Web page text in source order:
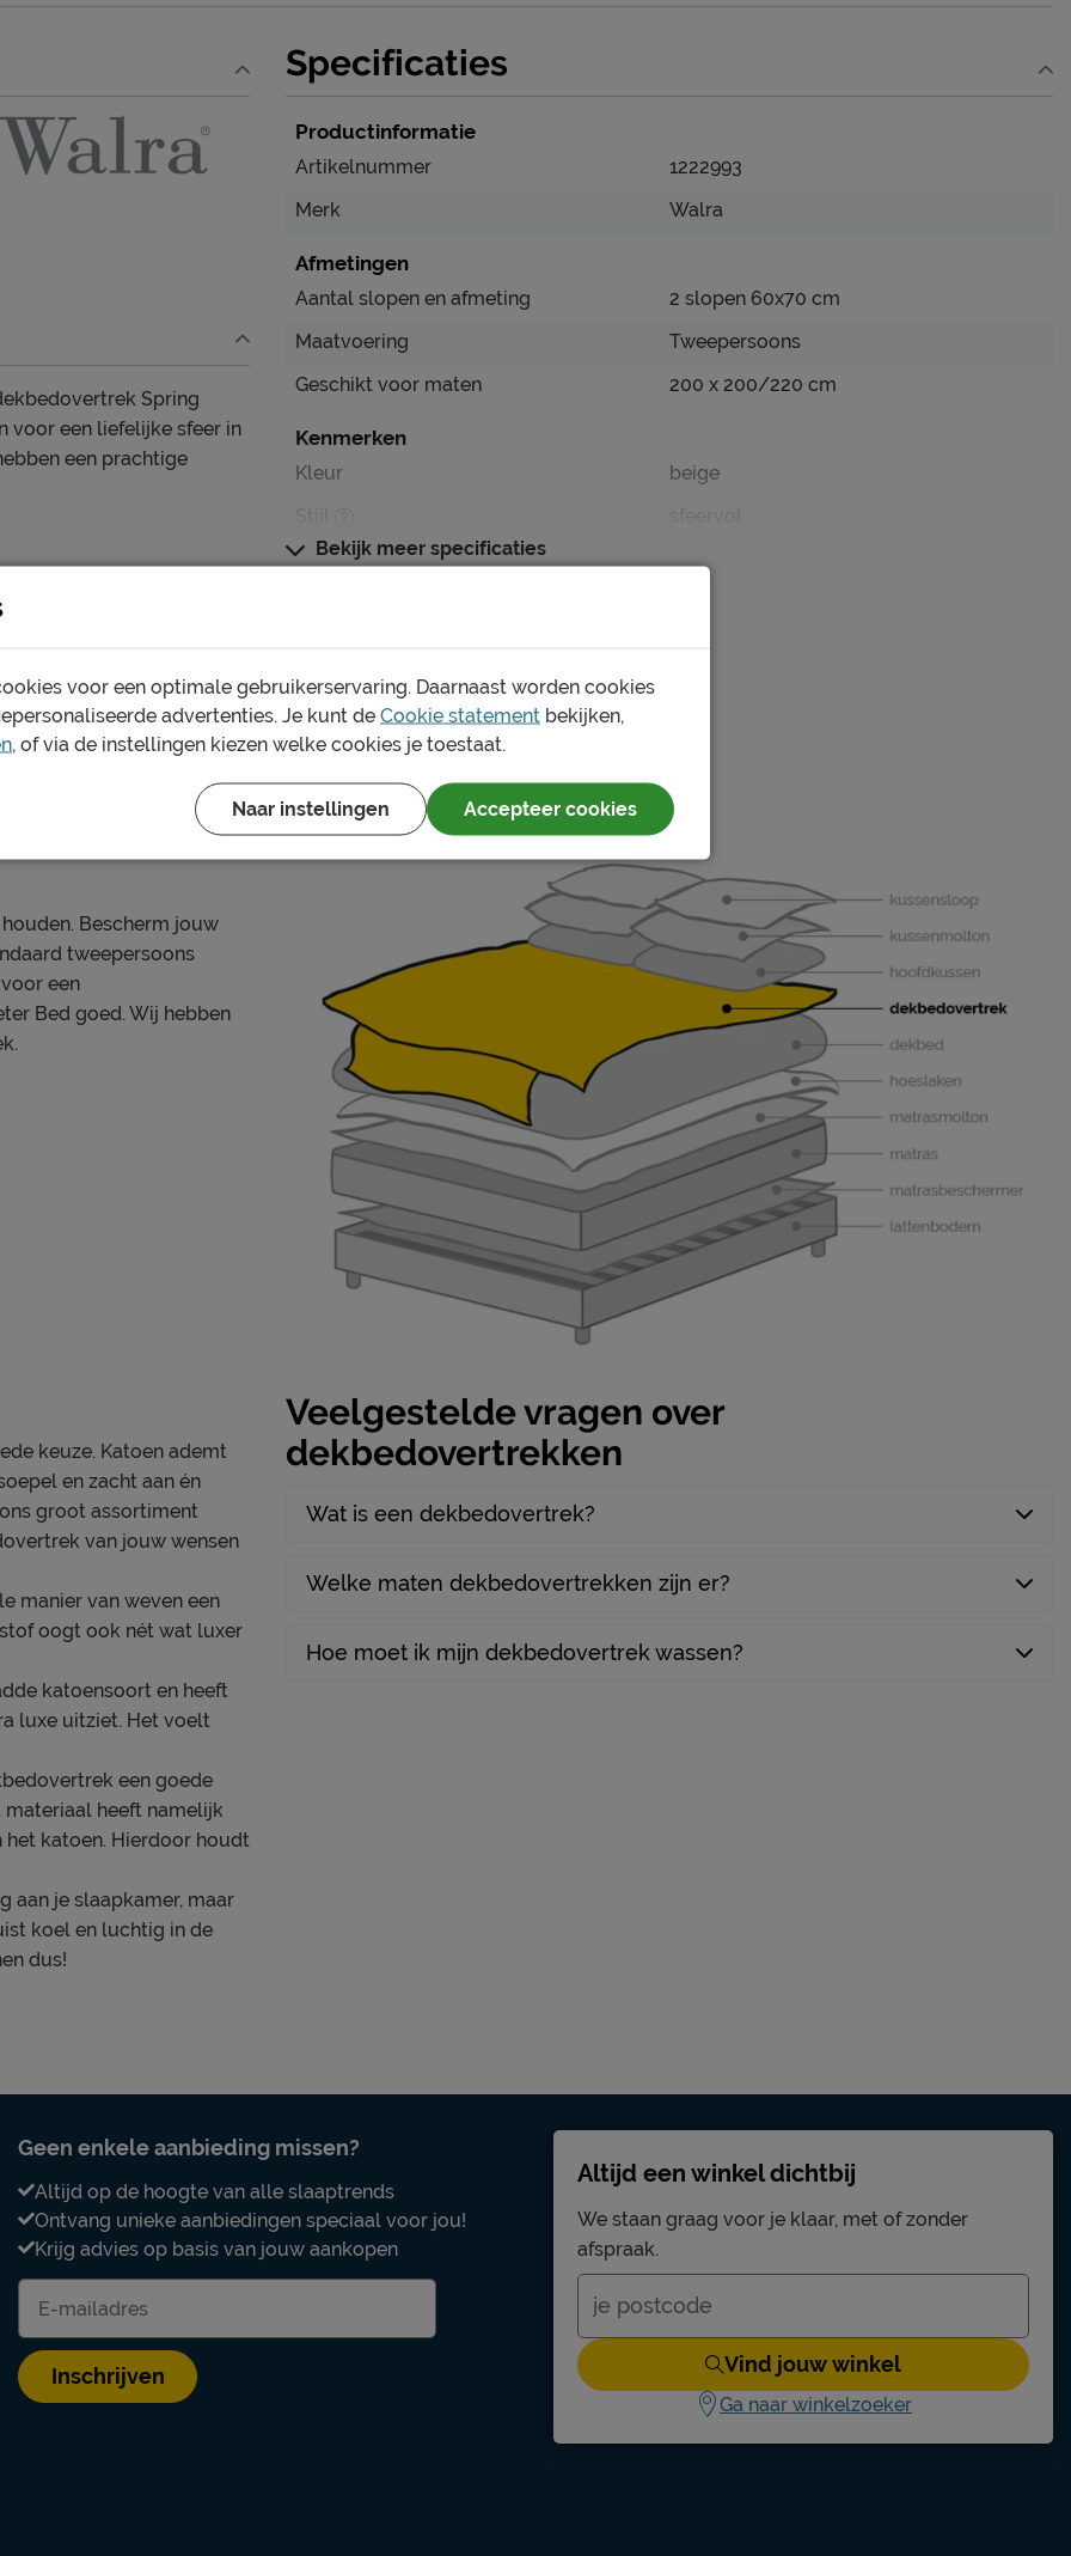
Spring
voor een liefelijke sfeer in
een prachtige
dat heerlijk zacht
Het dekbedovertrek
mooi én schoon houden.
kun je terugvinden
Specificaties
Productinformatie
Artikelnummer
1222993
Merk
Walra
Afmetingen
Aantal slopen en afmeting
2 slopen 60x70 cm
Maatvoering
Tweepersoons
Geschikt voor maten
200 x 200/220 cm
Kenmerken
Kleur
beige
Dessin
bloemen
Materiaal
Onderhoud
Wasinstructies
Drooginstructies
drogen alleen op lage temperatuur
Strijkinstructies
normaal strijken 150°C
2 jaar garantie volgens CBW voorwaarden
Bekijk meer specificaties
Bescherm jouw
tweepersoons
een
Bed goed. Wij hebben
keuze. Katoen ademt
en zacht aan én
groot assortiment
van jouw wensen
manier van weven een
oogt ook nét wat luxer
katoensoort en heeft
luxe uitziet. Het voelt
een goede
heeft namelijk
katoen. Hierdoor houdt
aan je slaapkamer, maar
koel en luchtig in de
dus!
Veelgestelde vragen over
dekbedovertrekken
Wat is een dekbedovertrek?
Welke maten dekbedovertrekken zijn er?
Hoe moet ik mijn dekbedovertrek wassen?
Geen enkele aanbieding missen?
Altijd op de hoogte van alle slaaptrends
Ontvang unieke aanbiedingen speciaal voor jou!
Krijg advies op basis van jouw aankopen
Inschrijven
Altijd een winkel dichtbij
We staan graag voor je klaar, met of zonder
afspraak.
Vind jouw winkel
Ga naar winkelzoeker
voor een optimale gebruikerservaring. Daarnaast worden cookies
advertenties. Je kunt de Cookie statement bekijken,
, of via de instellingen kiezen welke cookies je toestaat.
Naar instellingen Accepteer cookies